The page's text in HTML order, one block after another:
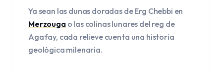
Ya sean las dunas doradas de Erg Chebbi en
Merzougao las colinas lunares del reg de
Agafay, cada relieve cuenta una historia
geológica milenaria.